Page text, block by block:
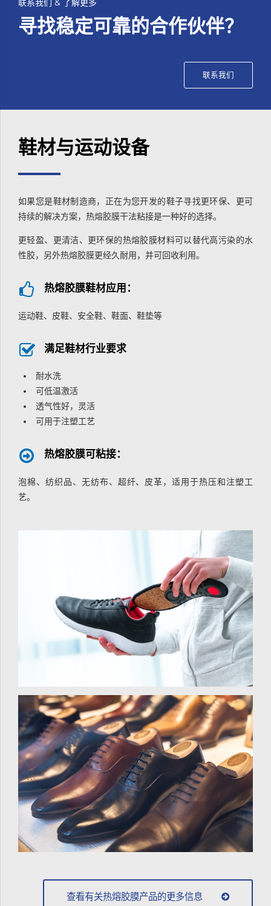
联系我们 & 了解更多
寻找稳定可靠的合作伙伴？
联系我们
鞋材与运动设备
如果您是鞋材制造商，正在为您开发的鞋子寻找更环保、更可
持续的解决方案，热熔胶膜干法粘接是一种好的选择。
更轻盈、更清洁、更环保的热熔胶膜材料可以替代高污染的水
性胶，另外热熔胶膜更经久耐用，并可回收利用。
热熔胶膜鞋材应用：
运动鞋、皮鞋、安全鞋、鞋面、鞋垫等
满足鞋材行业要求
耐水洗
可低温激活
透气性好，灵活
可用于注塑工艺
热熔胶膜可粘接：
泡棉、纺织品、无纺布、超纤、皮革，适用于热压和注塑工
艺。
查看有关热熔胶膜产品的更多信息